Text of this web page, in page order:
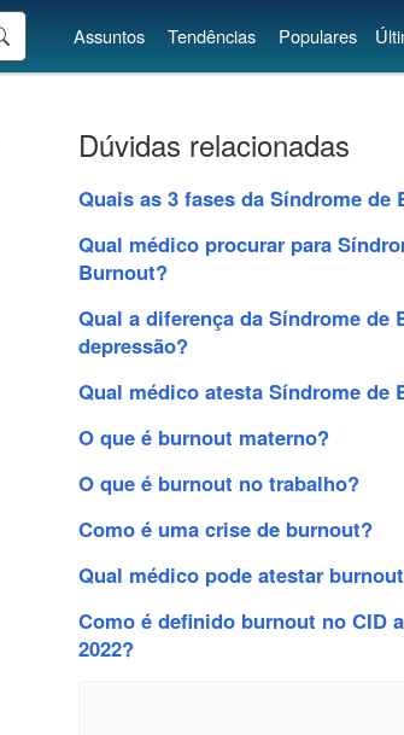
Assuntos Tendências Populares
Dúvidas relacionadas
Quais as 3 fases da Síndrome de
Qual médico procurar para
Burnout?
Qual a diferença da Síndrome de
depressão?
Qual médico atesta Síndrome de
O que é burnout materno?
O que é burnout no trabalho?
Como é uma crise de burnout?
Qual médico pode atestar
Como é definido burnout no CID
2022?